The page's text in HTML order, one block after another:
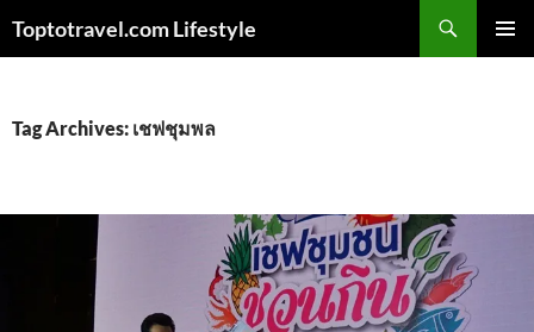
Toptotravel.com Lifestyle
Tag Archives: เชฟชุมพล